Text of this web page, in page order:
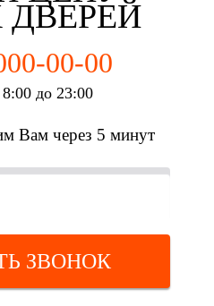
00-00
до 23:00
Вам через 5 минут
ЗВОНОК